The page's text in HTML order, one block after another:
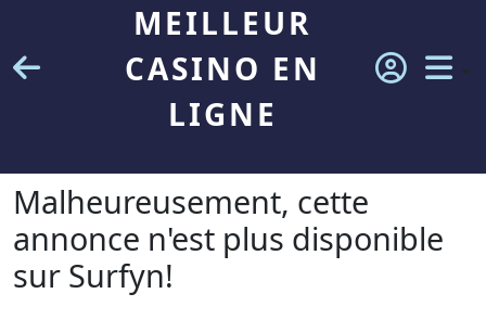
MEILLEUR
CASINO EN
LIGNE
Malheureusement, cette
annonce n'est plus disponible
sur Surfyn!